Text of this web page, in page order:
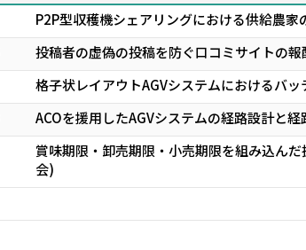
P2P型収穫機シェアリングにおける供給農
投稿者の虚偽の投稿を防ぐ口コミサイトの
格子状レイアウトAGVシステムにおけるバ
ACOを援用したAGVシステムの経路設計と
賞味期限・卸売期限・小売期限を組み込ん
会)